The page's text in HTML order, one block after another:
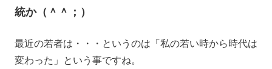
統か（＾＾；）
最近の若者は・・・というのは「私の若い時から時代は
変わった」という事ですね。